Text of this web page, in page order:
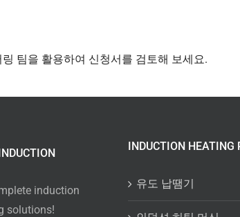
링 팀을 활용하여 신청서를 검토해 보세요.
induction
solutions!
INDUCTION HEATING
유도 납땜기